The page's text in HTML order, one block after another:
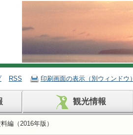
RSS 印刷画面の表示（別ウィンドウ）
観光情報
編（2016年版）